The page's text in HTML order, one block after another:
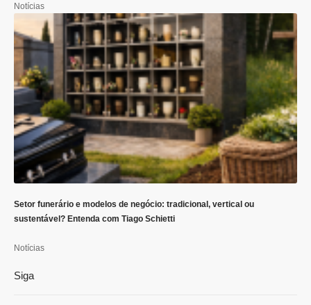
Notícias
Setor funerário e modelos de negócio: tradicional, vertical ou
sustentável? Entenda com Tiago Schietti
Notícias
Siga